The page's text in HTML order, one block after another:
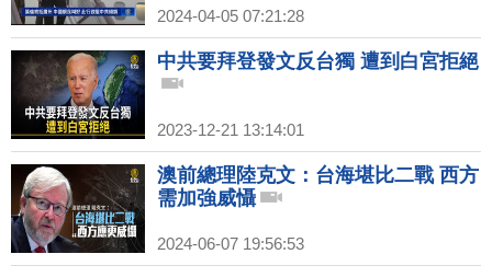
2024-04-05 07:21:28
中共要拜登發文反台獨 遭到白宮拒絕
2023-12-21 13:14:01
澳前總理陸克文：台海堪比二戰 西方
需加強威懾
2024-06-07 19:56:53